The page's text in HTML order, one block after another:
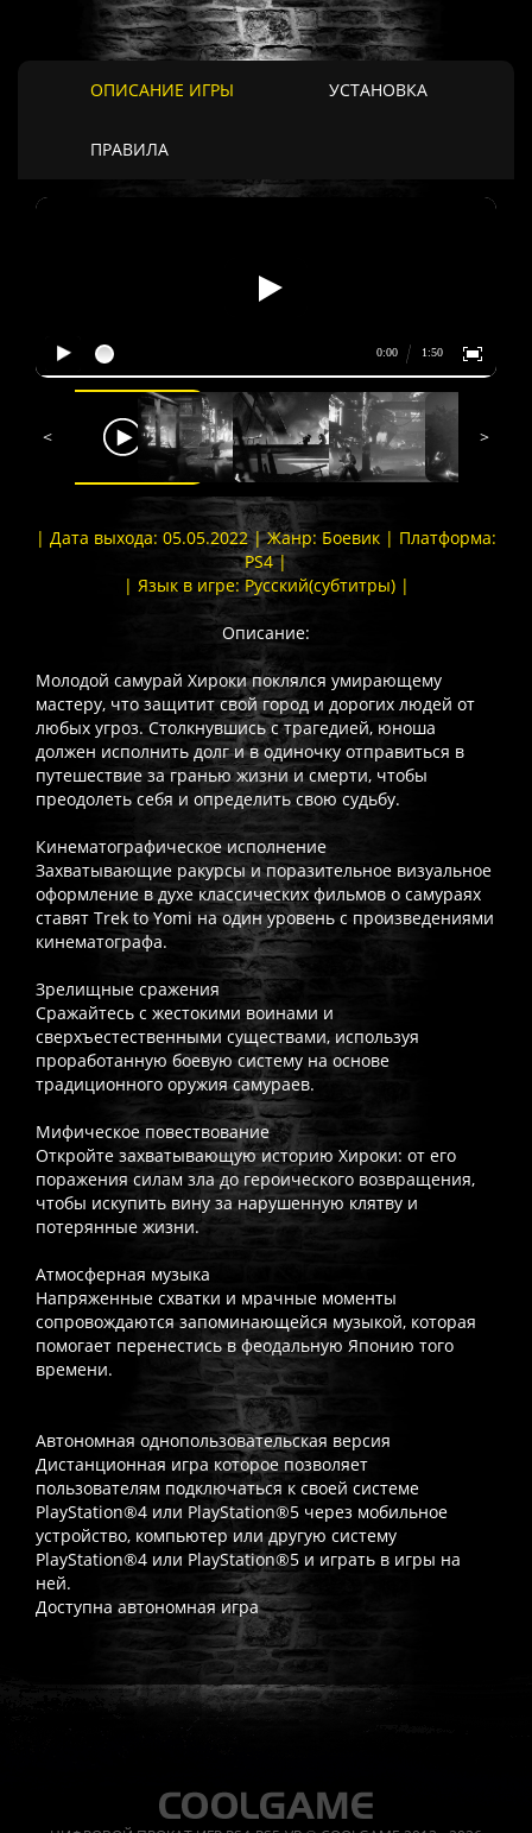
ОПИСАНИЕ ИГРЫ УСТАНОВКА
ПРАВИЛА
< >
| Дата выхода: 05.05.2022 | Жанр: Боевик | Платформа:
PS4 |
| Язык в игре: Русский(субтитры) |
Описание:
Молодой самурай Хироки поклялся умирающему
мастеру, что защитит свой город и дорогих людей от
любых угроз. Столкнувшись с трагедией, юноша
должен исполнить долг и в одиночку отправиться в
путешествие за гранью жизни и смерти, чтобы
преодолеть себя и определить свою судьбу.
Кинематографическое исполнение
Захватывающие ракурсы и поразительное визуальное
оформление в духе классических фильмов о самураях
ставят Trek to Yomi на один уровень с произведениями
кинематографа.
Зрелищные сражения
Сражайтесь с жестокими воинами и
сверхъестественными существами, используя
проработанную боевую систему на основе
традиционного оружия самураев.
Мифическое повествование
Откройте захватывающую историю Хироки: от его
поражения силам зла до героического возвращения,
чтобы искупить вину за нарушенную клятву и
потерянные жизни.
Атмосферная музыка
Напряженные схватки и мрачные моменты
сопровождаются запоминающейся музыкой, которая
помогает перенестись в феодальную Японию того
времени.
Автономная однопользовательская версия
Дистанционная игра которое позволяет
пользователям подключаться к своей системе
PlayStation®4 или PlayStation®5 через мобильное
устройство, компьютер или другую систему
PlayStation®4 или PlayStation®5 и играть в игры на
ней.
Доступна автономная игра
Часто спрашивают
Работает ли русский язык? Если локализация игры для